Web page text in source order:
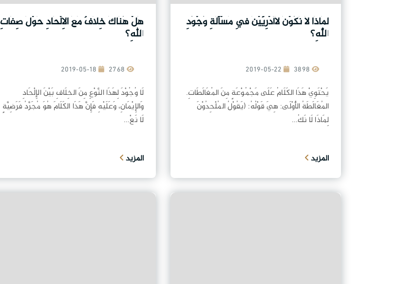
لِمَاذَا لَا نَكُوْنَ لَاأَدْرِيِّيْنَ فِي مَسْأَلَةِ وُجْوُدِ
اللهِ؟
2019-05-22
يَحْتَوِيْ هَذَا الكَلَامُ عَلَى مَجْمُوْعَةٍ مِنَ المُغَالَطَاتِ.
المُغَالَطَةُ الأُوْلَى: هِيَ قَوْلُهُ: (يَقُوْلُ المُلْحِدُوْنَ
لِمَاذَا لَا نَكُ...
المزيد
هَلْ هُنَاكَ خِلَافٌ مَعَ الاِلْحَادِ حَوْلَ صِفَاتِ
اللهِ؟
2019-05-18
لَا وُجُوْدَ لِهَذَا النَّوْعِ مِنَ الخِلَافِ بَيْنَ الإِلْحَادِ
وَالإِيْمَانِ، وَعَلَيْهِ فَإِنَّ هَذَا الكَلَامَ هُوَ مُجَرَّدُ فَرَضِيَّةٍ
لَا نَعْ...
المزيد